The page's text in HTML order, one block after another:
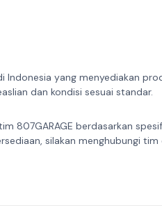
Indonesia yang menyediakan
dan kondisi sesuai standar.
807GARAGE berdasarkan
silakan menghubungi